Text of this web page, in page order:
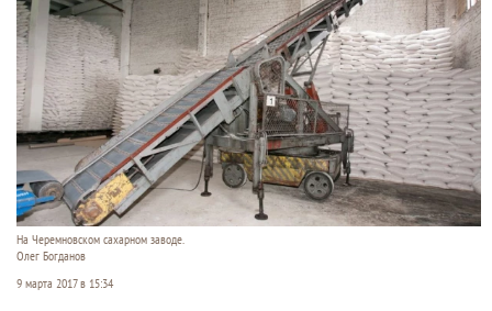
На Черемновском сахарном заводе.
Олег Богданов
9 марта 2017 в 15:34